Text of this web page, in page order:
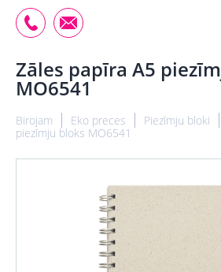
Zāles papīra A5
MO6541
Birojam Eko preces Piezīmju bloki
piezīmju bloks MO6541